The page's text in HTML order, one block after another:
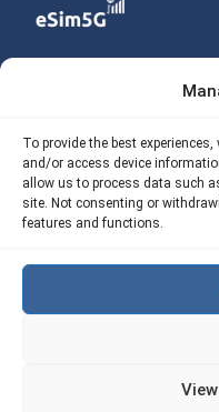
To provide the best
and/or access device
allow us to process data such
site. Not consenting or
features and functions.
Your Tickets
免费eSIM流量计算器
我们的 API
eSIM5G 退款政策